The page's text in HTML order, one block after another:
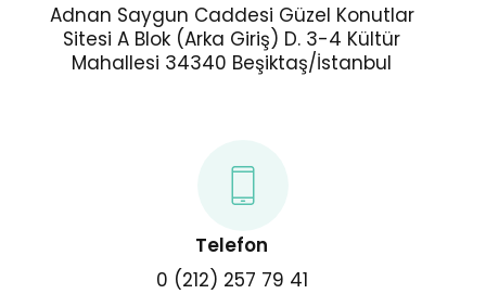
Adnan Saygun Caddesi Güzel Konutlar
Sitesi A Blok (Arka Giriş) D. 3-4 Kültür
Mahallesi 34340 Beşiktaş/İstanbul
Telefon
0 (212) 257 79 41